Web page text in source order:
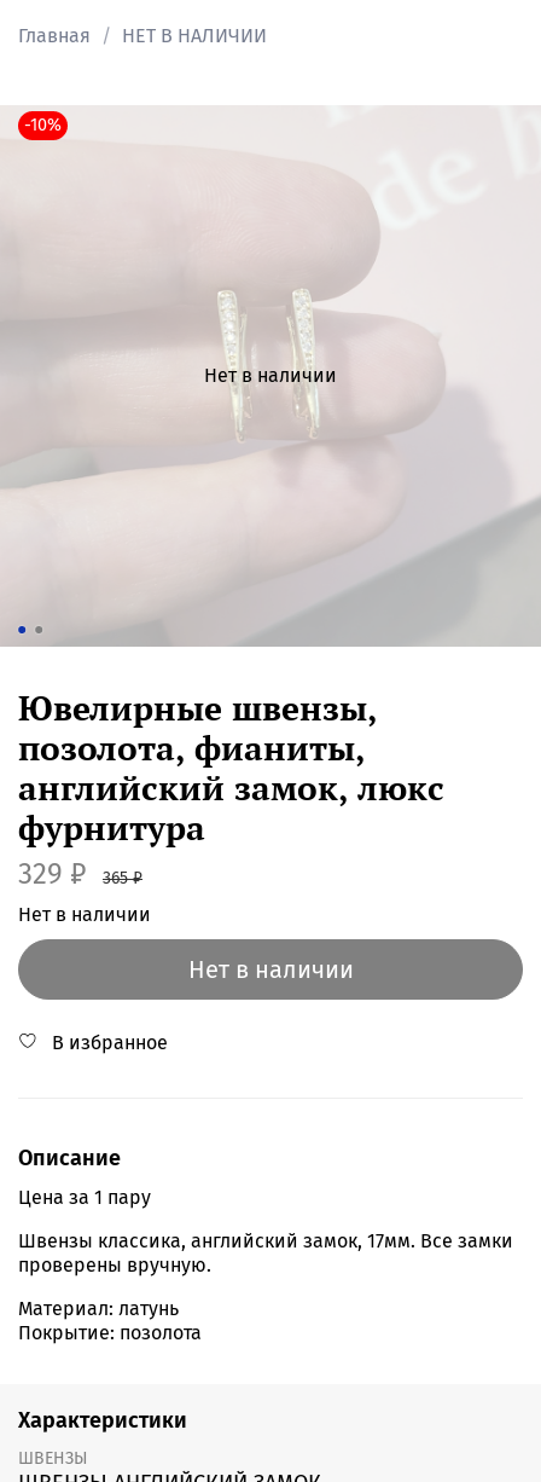
Главная НЕТ В НАЛИЧИИ
Нет в наличии
-10%
Ювелирные швензы,
позолота, фианиты,
английский замок, люкс
фурнитура
329 ₽ 365 ₽
Нет в наличии
Нет в наличии
В избранное
Описание
Цена за 1 пару
Швензы классика, английский замок, 17мм. Все замки
проверены вручную.
Материал: латунь
Покрытие: позолота
Характеристики
ШВЕНЗЫ